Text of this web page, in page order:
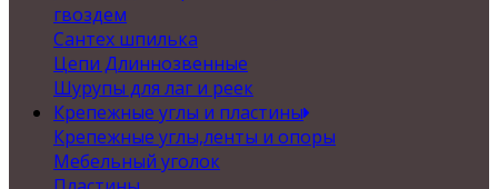
гвоздем
Сантех шпилька
Цепи Длиннозвенные
Шурупы для лаг и реек
Крепежные углы и пластины
Крепежные углы,ленты и опоры
Мебельный уголок